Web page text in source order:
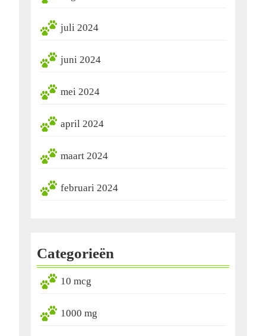
juli 2024
juni 2024
mei 2024
april 2024
maart 2024
februari 2024
Categorieën
10 mcg
1000 mg